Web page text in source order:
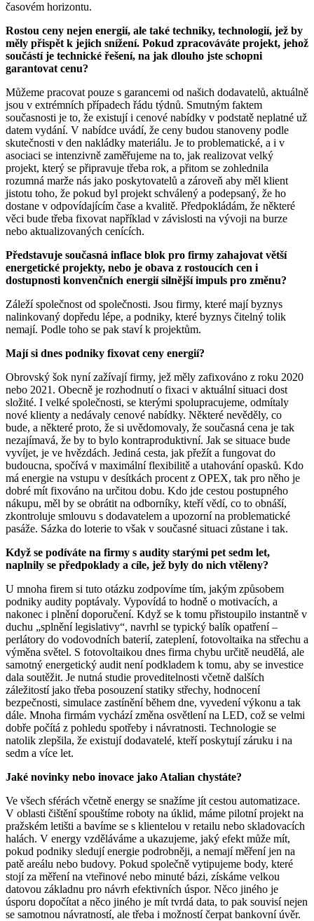
časovém horizontu.
Rostou ceny nejen energií, ale také techniky, technologií, jež by
měly přispět k jejich snížení. Pokud zpracováváte projekt, jehož
součástí je technické řešení, na jak dlouho jste schopni
garantovat cenu?
Můžeme pracovat pouze s garancemi od našich dodavatelů, aktuálně
jsou v extrémních případech řádu týdnů. Smutným faktem
současnosti je to, že existují i cenové nabídky v podstatě neplatné už
datem vydání. V nabídce uvádí, že ceny budou stanoveny podle
skutečnosti v den nakládky materiálu. Je to problematické, a i v
asociaci se intenzivně zaměřujeme na to, jak realizovat velký
projekt, který se připravuje třeba rok, a přitom se zohlednila
rozumná marže nás jako poskytovatelů a zároveň aby měl klient
jistotu toho, že pokud byl projekt schválený a podepsaný, že ho
dostane v odpovídajícím čase a kvalitě. Předpokládám, že některé
věci bude třeba fixovat například v závislosti na vývoji na burze
nebo aktualizovaných cenících.
Představuje současná inflace blok pro firmy zahajovat větší
energetické projekty, nebo je obava z rostoucích cen i
dostupnosti konvenčních energií silnější impuls pro změnu?
Záleží společnost od společnosti. Jsou firmy, které mají byznys
nalinkovaný dopředu lépe, a podniky, které byznys čitelný tolik
nemají. Podle toho se pak staví k projektům.
Mají si dnes podniky fixovat ceny energií?
Obrovský šok nyní zažívají firmy, jež měly zafixováno z roku 2020
nebo 2021. Obecně je rozhodnutí o fixaci v aktuální situaci dost
složité. I velké společnosti, se kterými spolupracujeme, odmítaly
nové klienty a nedávaly cenové nabídky. Některé nevěděly, co
bude, a některé proto, že si uvědomovaly, že současná cena je tak
nezajímavá, že by to bylo kontraproduktivní. Jak se situace bude
vyvíjet, je ve hvězdách. Jediná cesta, jak přežít a fungovat do
budoucna, spočívá v maximální flexibilitě a utahování opasků. Kdo
má energie na vstupu v desítkách procent z OPEX, tak pro něho je
dobré mít fixováno na určitou dobu. Kdo jde cestou postupného
nákupu, měl by se obrátit na odborníky, kteří vědí, co to obnáší,
zkontroluje smlouvu s dodavatelem a upozorní na problematické
pasáže. Sázka do loterie to však v současné situaci zůstane i tak.
Když se podíváte na firmy s audity starými pet sedm let,
naplnily se předpoklady a cíle, jež byly do nich vtěleny?
U mnoha firem si tuto otázku zodpovíme tím, jakým způsobem
podniky audity poptávaly. Vypovídá to hodně o motivacích, a
nakonec i plnění doporučení. Když se k tomu přistoupilo instantně v
duchu „splnění legislativy“, navrhl se typický balík opatření –
perlátory do vodovodních baterií, zateplení, fotovoltaika na střechu a
výměna světel. S fotovoltaikou dnes firma chybu určitě neudělá, ale
samotný energetický audit není podkladem k tomu, aby se investice
dala soutěžit. Je nutná studie proveditelnosti včetně dalších
záležitostí jako třeba posouzení statiky střechy, hodnocení
bezpečnosti, simulace zastínění během dne, vyvedení výkonu a tak
dále. Mnoha firmám vychází změna osvětlení na LED, což se velmi
dobře počítá z pohledu spotřeby i návratnosti. Technologie se
natolik zlepšila, že existují dodavatelé, kteří poskytují záruku i na
sedm a více let.
Jaké novinky nebo inovace jako Atalian chystáte?
Ve všech sférách včetně energy se snažíme jít cestou automatizace.
V oblasti čištění spouštíme roboty na úklid, máme pilotní projekt na
pražském letišti a bavíme se s klientelou v retailu nebo skladovacích
halách. V energy vzděláváme a ukazujeme, jaký efekt může mít,
pokud podniky sledují energie podrobněji, a nemají měření jen na
patě areálu nebo budovy. Pokud společně vytipujeme body, které
stojí za měření na vteřinové nebo minuté bázi, získáme velkou
datovou základnu pro návrh efektivních úspor. Něco jiného je
úsporu dopočítat a něco jiného je mít tvrdá data, to pak souvisí nejen
se samotnou návratností, ale třeba i možností čerpat bankovní úvěr.